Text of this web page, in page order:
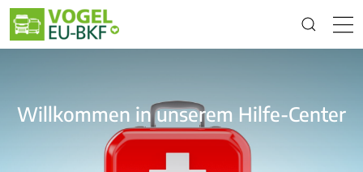
Willkommen in unserem Hilfe-Center